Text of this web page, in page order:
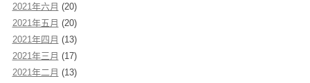
2021年六月 (20)
2021年五月 (20)
2021年四月 (13)
2021年三月 (17)
2021年二月 (13)